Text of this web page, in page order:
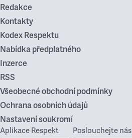
Redakce
Kontakty
Kodex Respektu
Nabídka předplatného
Inzerce
RSS
Všeobecné obchodní podmínky
Ochrana osobních údajů
Nastavení soukromí
Aplikace Respekt Poslouchejte nás